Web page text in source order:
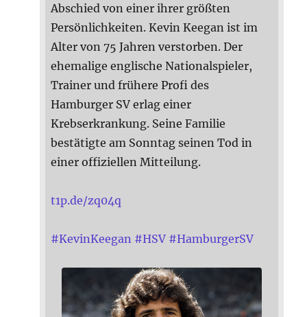
Abschied von einer ihrer größten
Persönlichkeiten. Kevin Keegan ist im
Alter von 75 Jahren verstorben. Der
ehemalige englische Nationalspieler,
Trainer und frühere Profi des
Hamburger SV erlag einer
Krebserkrankung. Seine Familie
bestätigte am Sonntag seinen Tod in
einer offiziellen Mitteilung.
t1p.de/zq04q
#KevinKeegan #HSV #HamburgerSV